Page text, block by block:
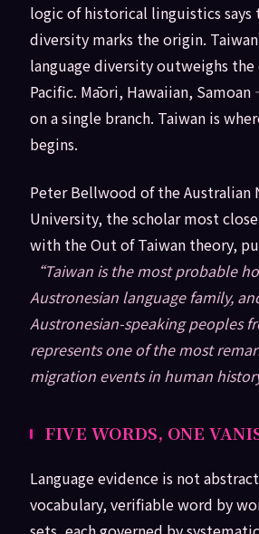
logic of historical linguistics
diversity marks the origin.
language diversity outweighs
Pacific. Māori, Hawaiian,
on a single branch. Taiwan is
begins.
Peter Bellwood of the Australian
University, the scholar most
with the Out of Taiwan theory,
“Taiwan is the most probable
Austronesian language family,
Austronesian-speaking peoples
represents one of the most
migration events in human
FIVE WORDS, ONE
Language evidence is not
vocabulary, verifiable word by